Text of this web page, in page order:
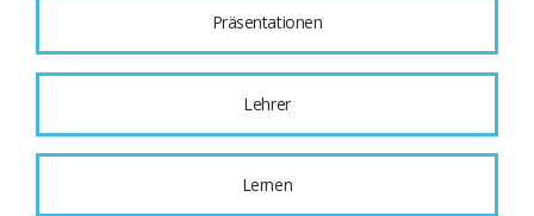
Präsentationen
Lehrer
Lernen